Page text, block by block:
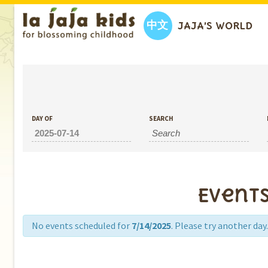
中文 JAJA’S WORLD
DAY OF SEARCH
No events scheduled for 7/14/2025. Please try another day.